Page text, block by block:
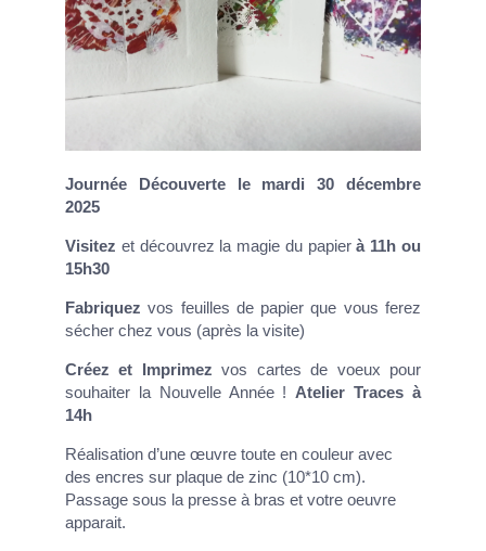
Journée Découverte le mardi 30 décembre
2025
Visitez et découvrez la magie du papierà 11h ou
15h30
Fabriquezvos feuilles de papier que vous ferez
sécher chez vous (après la visite)
Créez et Imprimezvos cartes de voeux pour
souhaiter la Nouvelle Année ! Atelier Traces à
14h
Réalisation d’une œuvre toute en couleur avec
des encres sur plaque de zinc (10*10 cm).
Passage sous la presse à bras et votre oeuvre
apparait.